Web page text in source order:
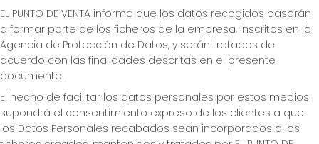
EL PUNTO DE VENTA informa que los datos recogidos pasarán
a formar parte de los ficheros de la empresa, inscritos en la
Agencia de Protección de Datos, y serán tratados de
acuerdo con las finalidades descritas en el presente
documento.
El hecho de facilitar los datos personales por estos medios
supondrá el consentimiento expreso de los clientes a que
los Datos Personales recabados sean incorporados a los